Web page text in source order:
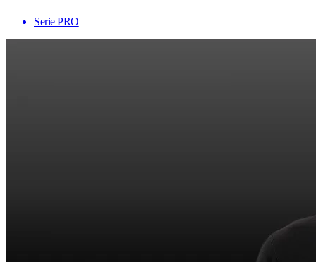
Serie PRO